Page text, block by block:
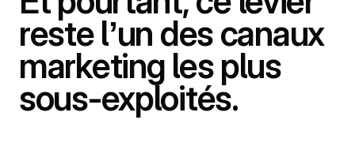
reste l’un descanaux
marketing les plus
sous-exploités.